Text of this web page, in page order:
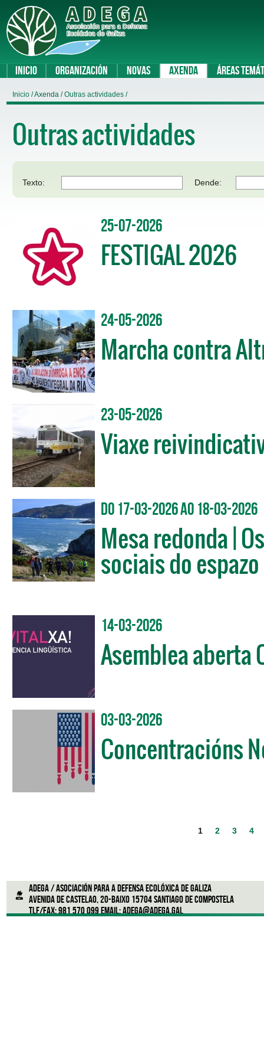
Inicio Organización Novas Axenda Áreas
Inicio / Axenda /Outras actividades /
Outras actividades
Texto: Dende:
25-07-2026
FESTIGAL 2026
24-05-2026
Marcha contra
23-05-2026
Viaxe
Do 17-03-2026 ao 18-03-2026
Mesa redonda |
sociais do
14-03-2026
Asemblea aberta
03-03-2026
Concentracións
1 2 3 4
ADEGA / Asociación para a defensa ecolóxica de Galiza
Avenida de Castelao, 20-Baixo 15704 Santiago de Compostela
Tlf/Fax: 981 570 099 Email:adega@adega.gal